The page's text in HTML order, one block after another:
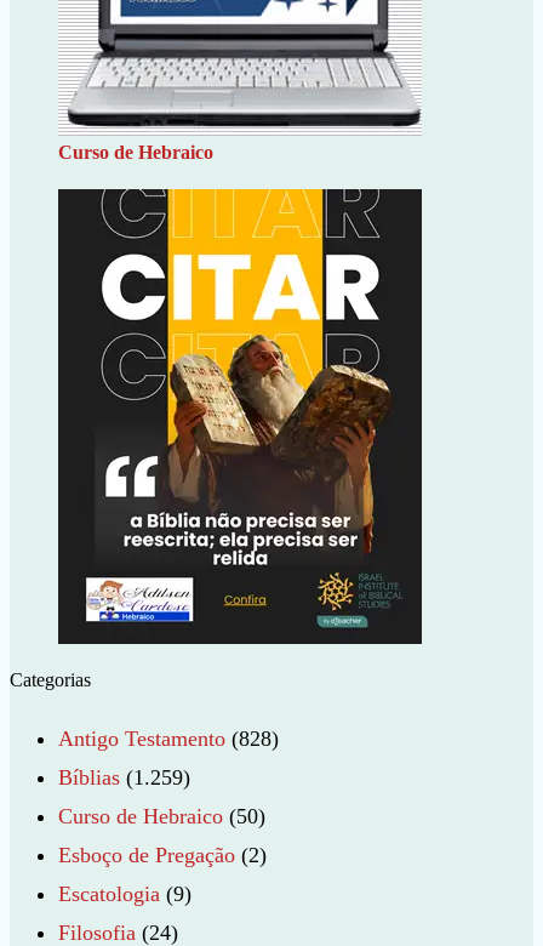
Curso de Hebraico
Categorias
Antigo Testamento (828)
Bíblias (1.259)
Curso de Hebraico (50)
Esboço de Pregação (2)
Escatologia (9)
Filosofia (24)